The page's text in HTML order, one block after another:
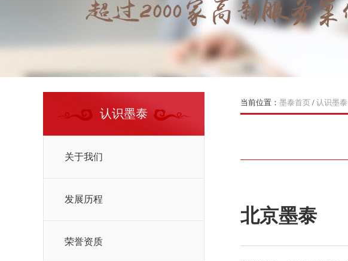
认识墨泰
关于我们
发展历程
荣誉资质
当前位置： 墨泰首页 / 认识墨泰
北京墨泰